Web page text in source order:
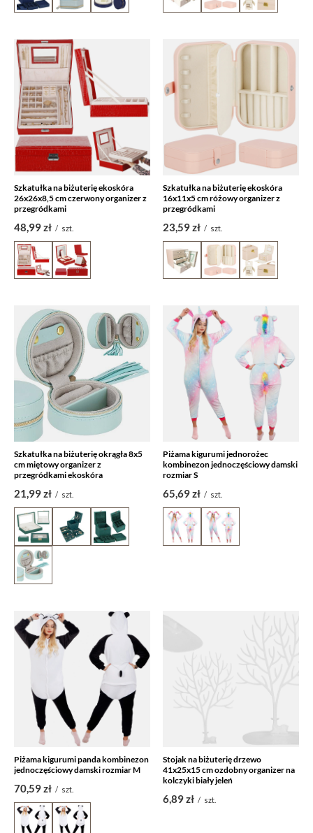
Szkatułka na biżuterię ekoskóra
26x26x8,5 cm czerwony organizer z
przegródkami
48,99 zł / szt.
Szkatułka na biżuterię ekoskóra
16x11x5 cm różowy organizer z
przegródkami
23,59 zł / szt.
Szkatułka na biżuterię okrągła 8x5
cm miętowy organizer z
przegródkami ekoskóra
21,99 zł / szt.
Piżama kigurumi jednorożec
kombinezon jednoczęściowy damski
rozmiar S
65,69 zł / szt.
Piżama kigurumi panda kombinezon
jednoczęściowy damski rozmiar M
70,59 zł / szt.
Stojak na biżuterię drzewo
41x25x15 cm ozdobny organizer na
kolczyki biały jeleń
6,89 zł / szt.